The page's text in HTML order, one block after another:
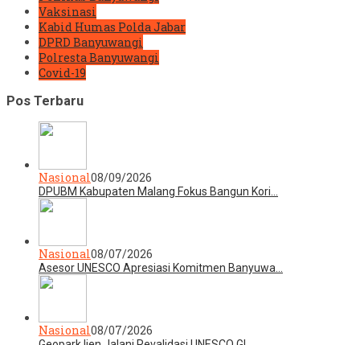
Vaksinasi
Kabid Humas Polda Jabar
DPRD Banyuwangi
Polresta Banyuwangi
Covid-19
Pos Terbaru
Nasional08/09/2026
DPUBM Kabupaten Malang Fokus Bangun Kori…
Nasional08/07/2026
Asesor UNESCO Apresiasi Komitmen Banyuwa…
Nasional08/07/2026